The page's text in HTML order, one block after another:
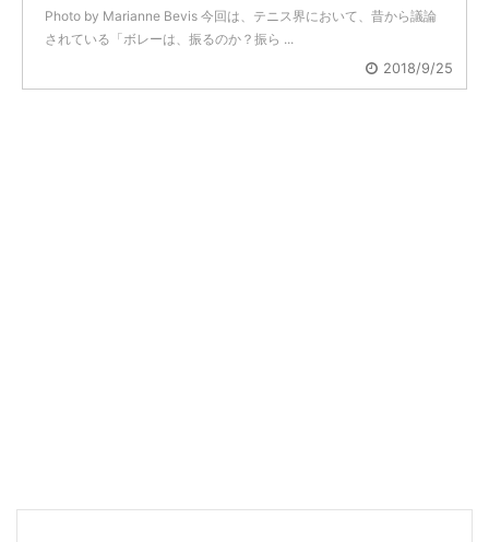
Photo by Marianne Bevis 今回は、テニス界において、昔から議論
されている「ボレーは、振るのか？振ら ...
2018/9/25